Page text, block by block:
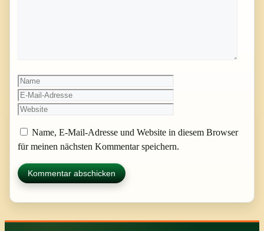
Name
Name, E-Mail-Adresse und Website in diesem Browser
für meinen nächsten Kommentar speichern.